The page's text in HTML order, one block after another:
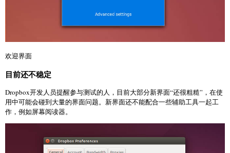
欢迎界面
目前还不稳定
Dropbox开发人员提醒参与测试的人，目前大部分新界面“还很粗糙”，在使
用中可能会碰到大量的界面问题。新界面还不能配合一些辅助工具一起工
作，例如屏幕阅读器。